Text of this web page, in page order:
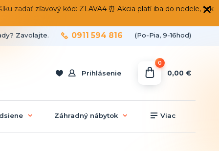
zadať zľavový kód: ZLAVA4 ⏰ Akcia platí iba do nedele, tak
Prihlásenie
Zavolajte. 0911 594 816 (Po-Pia, 9-16hod)
0
0,00 €
Záhradný nábytok Viac